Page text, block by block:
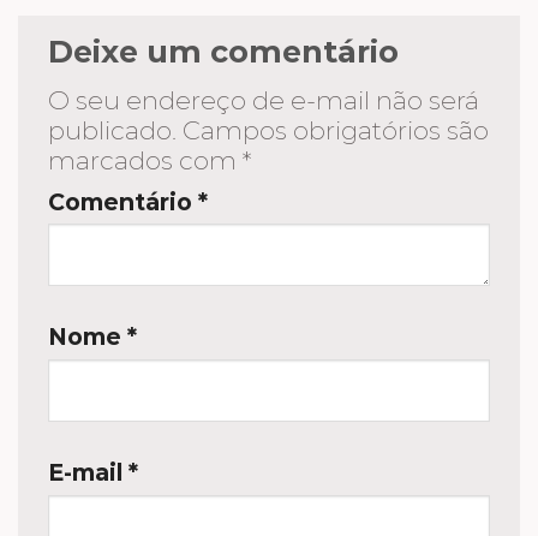
Deixe um comentário
O seu endereço de e-mail não será
publicado. Campos obrigatórios são
marcados com *
Comentário *
Nome *
E-mail *